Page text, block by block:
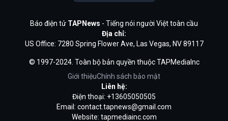
Báo điện tử TAPNews - Tiếng nói người Việt toàn cầu
Địa chỉ:
US Office: 7280 Spring Flower Ave, Las Vegas, NV 89117
© 1997-2024. Toàn bộ bản quyền thuộc TAPMediaInc
Giới thiệuChính sách bảo mật
Liên hệ:
Điện thoại: +13605050505
Email: contact.tapnews@gmail.com
Website: tapmediainc.com